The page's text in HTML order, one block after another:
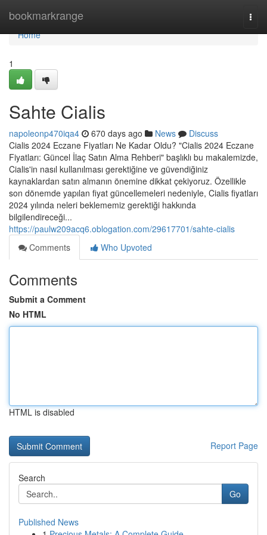
bookmarkrange
Home
Home
1
Sahte Cialis
napoleonp470iqa4 670 days ago News
Discuss
Cialis 2024 Eczane Fiyatları Ne Kadar Oldu? "Cialis 2024 Eczane
Fiyatları: Güncel İlaç Satın Alma Rehberi" başlıklı bu makalemizde,
Cialis'in nasıl kullanılması gerektiğine ve güvendiğiniz
kaynaklardan satın almanın önemine dikkat çekiyoruz. Özellikle
son dönemde yapılan fiyat güncellemeleri nedeniyle, Cialis fiyatları
2024 yılında neleri beklememiz gerektiği hakkında
bilgilendireceği...
https://paulw209acq6.oblogation.com/29617701/sahte-cialis
Comments
Who Upvoted
Comments
Submit a Comment
No HTML
HTML is disabled
Report Page
Search
Go
Published News